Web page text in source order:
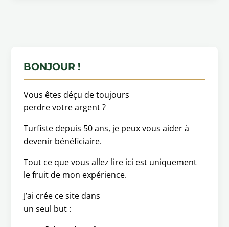
BONJOUR !
Vous êtes déçu de toujours
perdre votre argent ?
Turfiste depuis 50 ans, je peux vous aider à
devenir bénéficiaire.
Tout ce que vous allez lire ici est uniquement
le fruit de mon expérience.
J’ai crée ce site dans
un seul but :